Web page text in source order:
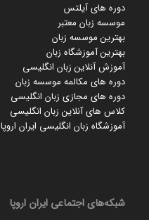
دوره های آیلتس
موسسه زبان معتبر
بهترین موسسه زبان
بهترین آموزشگاه زبان
آموزش آنلاین زبان انگلیسی
دوره های مکالمه موسسه زبان
دوره های مجازی زبان انگلیسی
کلاس های آنلاین زبان انگلیسی
آموزشگاه زبان انگلیسی ایران اروپا
شبکه‌های اجتماعی ایران‌ اروپا